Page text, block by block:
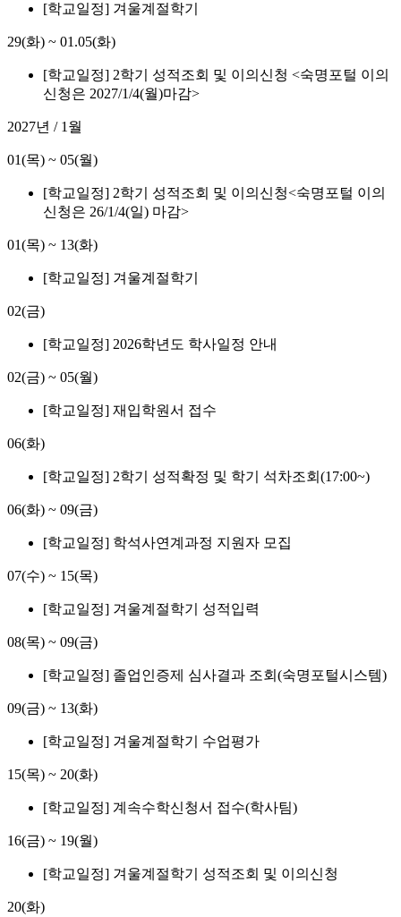
[학교일정] 겨울계절학기
29(화) ~ 01.05(화)
[학교일정] 2학기 성적조회 및 이의신청 <숙명포털 이의
신청은 2027/1/4(월)마감>
2027년 / 1월
01(목) ~ 05(월)
[학교일정] 2학기 성적조회 및 이의신청<숙명포털 이의
신청은 26/1/4(일) 마감>
01(목) ~ 13(화)
[학교일정] 겨울계절학기
02(금)
[학교일정] 2026학년도 학사일정 안내
02(금) ~ 05(월)
[학교일정] 재입학원서 접수
06(화)
[학교일정] 2학기 성적확정 및 학기 석차조회(17:00~)
06(화) ~ 09(금)
[학교일정] 학석사연계과정 지원자 모집
07(수) ~ 15(목)
[학교일정] 겨울계절학기 성적입력
08(목) ~ 09(금)
[학교일정] 졸업인증제 심사결과 조회(숙명포털시스템)
09(금) ~ 13(화)
[학교일정] 겨울계절학기 수업평가
15(목) ~ 20(화)
[학교일정] 계속수학신청서 접수(학사팀)
16(금) ~ 19(월)
[학교일정] 겨울계절학기 성적조회 및 이의신청
20(화)